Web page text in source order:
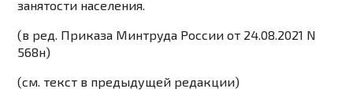
занятости населения.
(в ред. Приказа Минтруда России от 24.08.2021 N
568н)
(см. текст в предыдущей редакции)